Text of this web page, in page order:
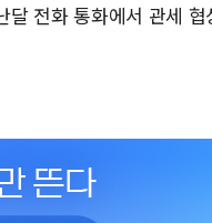
달 전화 통화에서 관세